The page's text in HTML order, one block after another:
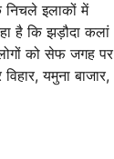
निचले इलाकों में
है कि झड़ौदा कलां
को सेफ जगह पर
यमुना बाजार,